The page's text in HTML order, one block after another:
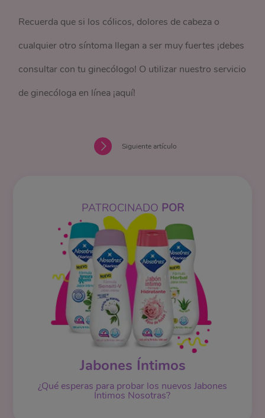
Recuerda que si los cólicos, dolores de cabeza o
cualquier otro síntoma llegan a ser muy fuertes ¡debes
consultar con tu ginecólogo! O utilizar nuestro servicio
de ginecóloga en línea ¡aquí!
Siguiente artículo
PATROCINADO POR
Jabones Íntimos
¿Qué esperas para probar los nuevos Jabones
Íntimos Nosotras?